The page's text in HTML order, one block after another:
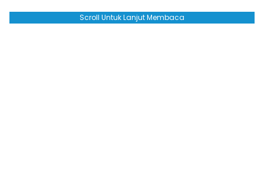
Scroll Untuk Lanjut Membaca